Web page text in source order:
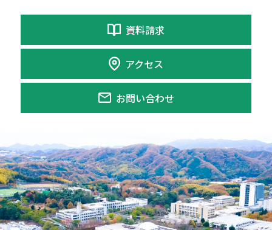
資料請求
アクセス
お問い合わせ